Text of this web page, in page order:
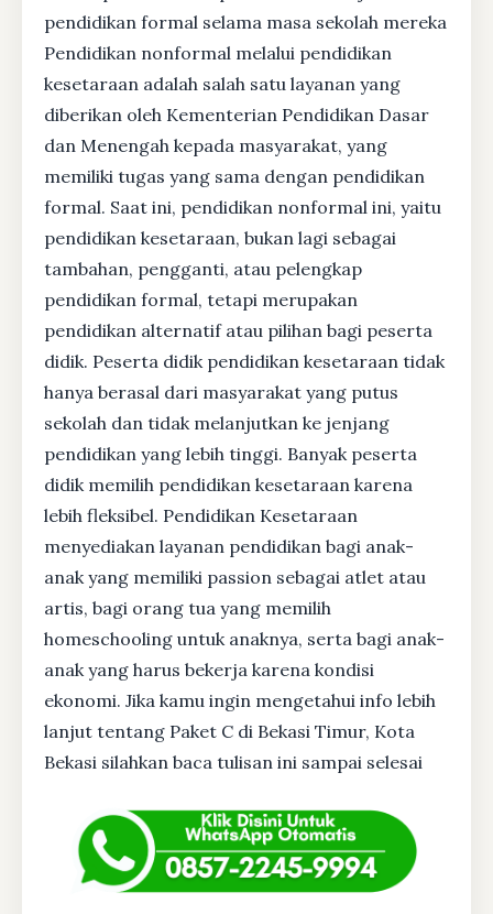
pendidikan formal selama masa sekolah mereka
Pendidikan nonformal melalui pendidikan
kesetaraan adalah salah satu layanan yang
diberikan oleh Kementerian Pendidikan Dasar
dan Menengah kepada masyarakat, yang
memiliki tugas yang sama dengan pendidikan
formal. Saat ini, pendidikan nonformal ini, yaitu
pendidikan kesetaraan, bukan lagi sebagai
tambahan, pengganti, atau pelengkap
pendidikan formal, tetapi merupakan
pendidikan alternatif atau pilihan bagi peserta
didik. Peserta didik pendidikan kesetaraan tidak
hanya berasal dari masyarakat yang putus
sekolah dan tidak melanjutkan ke jenjang
pendidikan yang lebih tinggi. Banyak peserta
didik memilih pendidikan kesetaraan karena
lebih fleksibel. Pendidikan Kesetaraan
menyediakan layanan pendidikan bagi anak-
anak yang memiliki passion sebagai atlet atau
artis, bagi orang tua yang memilih
homeschooling untuk anaknya, serta bagi anak-
anak yang harus bekerja karena kondisi
ekonomi. Jika kamu ingin mengetahui info lebih
lanjut tentang Paket C di Bekasi Timur, Kota
Bekasi silahkan baca tulisan ini sampai selesai